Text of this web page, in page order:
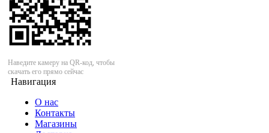
Наведите камеру на QR-код, чтобы
скачать его прямо сейчас
Навигация
О нас
Контакты
Магазины